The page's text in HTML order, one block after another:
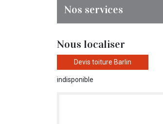
Nos services
Nous localiser
Devis toiture Barlin
indisponible